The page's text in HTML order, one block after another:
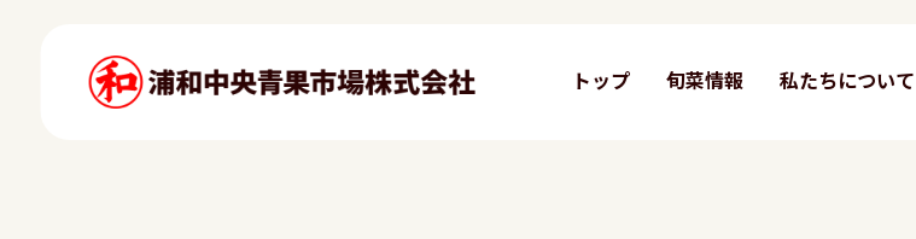
トップ 旬菜情報 私たちについて